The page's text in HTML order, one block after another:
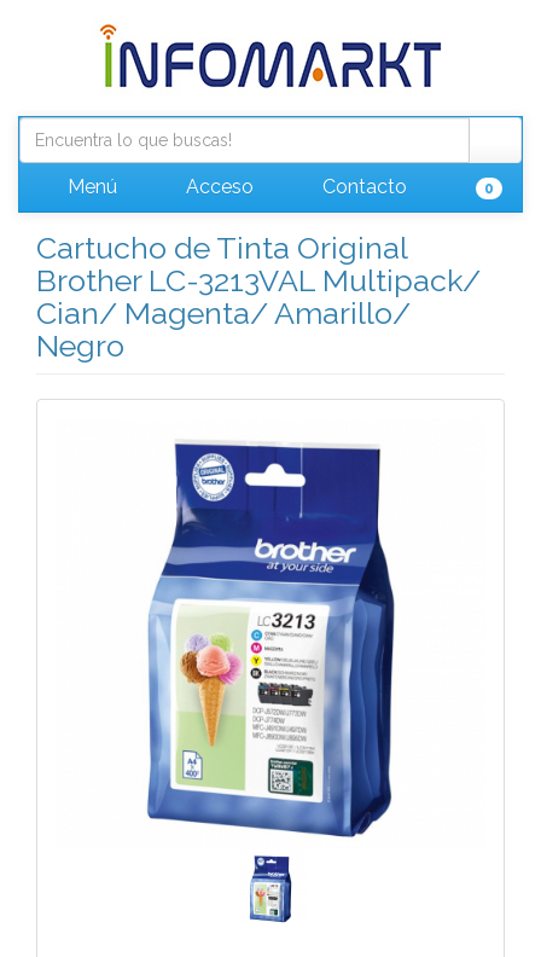
Menú Acceso Contacto 0
Cartucho de Tinta Original
Brother LC-3213VAL Multipack/
Cian/ Magenta/ Amarillo/
Negro